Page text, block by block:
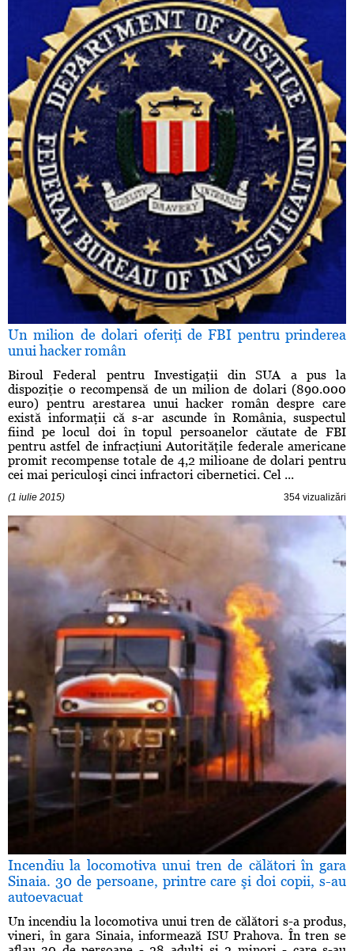
Un milion de dolari oferiţi de FBI pentru prinderea
unui hacker român
Biroul Federal pentru Investigaţii din SUA a pus la
dispoziţie o recompensă de un milion de dolari (890.000
euro) pentru arestarea unui hacker român despre care
există informaţii că s-ar ascunde în România, suspectul
fiind pe locul doi în topul persoanelor căutate de FBI
pentru astfel de infracţiuni Autorităţile federale americane
promit recompense totale de 4,2 milioane de dolari pentru
cei mai periculoşi cinci infractori cibernetici. Cel ...
(1 iulie 2015) 354 vizualizări
Incendiu la locomotiva unui tren de călători în gara
Sinaia. 30 de persoane, printre care şi doi copii, s-au
autoevacuat
Un incendiu la locomotiva unui tren de călători s-a produs,
vineri, în gara Sinaia, informează ISU Prahova. În tren se